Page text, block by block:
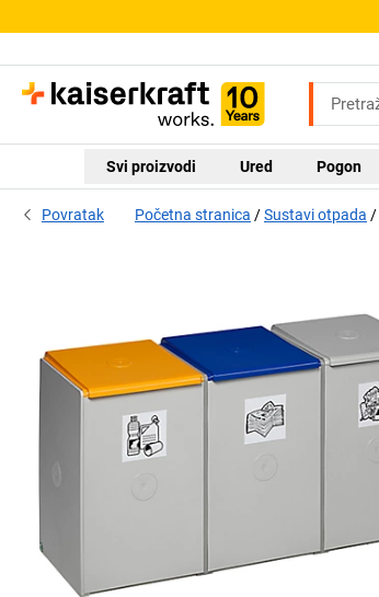
Svi proizvodi Ured Pogon
Povratak Početna stranica Sustavi otpada